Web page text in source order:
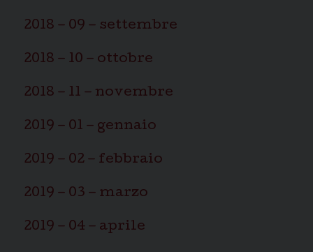
2018 – 09 – settembre
2018 – 10 – ottobre
2018 – 11 – novembre
2019 – 01 – gennaio
2019 – 02 – febbraio
2019 – 03 – marzo
2019 – 04 – aprile